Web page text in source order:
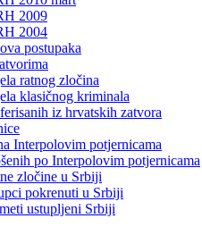
2009
2004
postupaka
ratnog zločina
klasičnog kriminala
iz hrvatskih zatvora
Interpolovim potjernicama
po Interpolovim potjernicama
zločine u Srbiji
pokrenuti u Srbiji
ustupljeni Srbiji